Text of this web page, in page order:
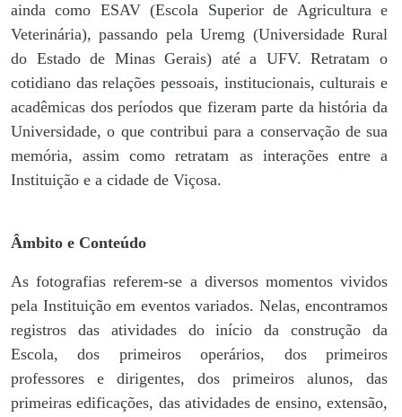
ainda como ESAV (Escola Superior de Agricultura e
Veterinária), passando pela Uremg (Universidade Rural
do Estado de Minas Gerais) até a UFV. Retratam o
cotidiano das relações pessoais, institucionais, culturais e
acadêmicas dos períodos que fizeram parte da história da
Universidade, o que contribui para a conservação de sua
memória, assim como retratam as interações entre a
Instituição e a cidade de Viçosa.
Âmbito e Conteúdo
As fotografias referem-se a diversos momentos vividos
pela Instituição em eventos variados. Nelas, encontramos
registros das atividades do início da construção da
Escola, dos primeiros operários, dos primeiros
professores e dirigentes, ​dos primeiros alunos, das
primeiras edificações, das atividades de ensino, extensão,